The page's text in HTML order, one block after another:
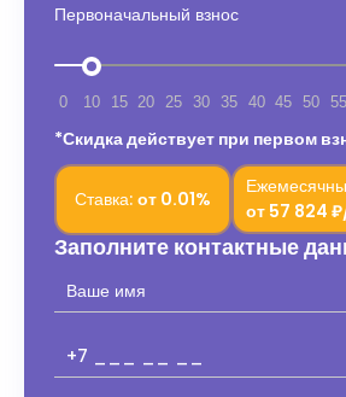
Первоначальный взнос
0 10 15 20 25 30 35 40 45 50 55
*Скидка действует при первом
Ставка: от 0.01%
от 57 824
Заполните контактные